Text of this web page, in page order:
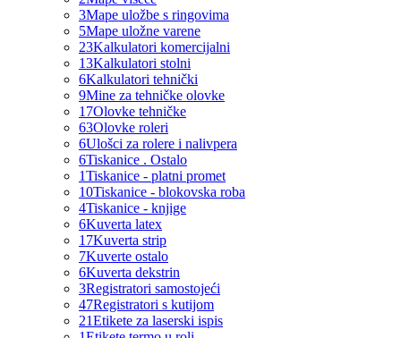
3Mape uložbe s ringovima
5Mape uložne varene
23Kalkulatori komercijalni
13Kalkulatori stolni
6Kalkulatori tehnički
9Mine za tehničke olovke
17Olovke tehničke
63Olovke roleri
6Ulošci za rolere i nalivpera
6Tiskanice . Ostalo
1Tiskanice - platni promet
10Tiskanice - blokovska roba
4Tiskanice - knjige
6Kuverta latex
17Kuverta strip
7Kuverte ostalo
6Kuverta dekstrin
3Registratori samostojeći
47Registratori s kutijom
21Etikete za laserski ispis